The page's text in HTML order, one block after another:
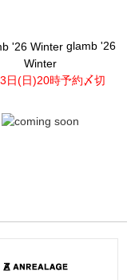
glamb '26
Winter
日(日)20時予約〆切